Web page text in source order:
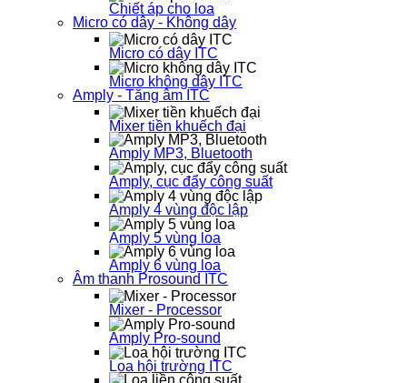
Chiết áp cho loa
Micro có dây - Không dây
Micro có dây ITC
Micro không dây ITC
Amply - Tăng âm ITC
Mixer tiền khuếch đại
Amply MP3, Bluetooth
Amply, cục đẩy công suất
Amply 4 vùng độc lập
Amply 5 vùng loa
Amply 6 vùng loa
Âm thanh Prosound ITC
Mixer - Processor
Amply Pro-sound
Loa hội trường ITC